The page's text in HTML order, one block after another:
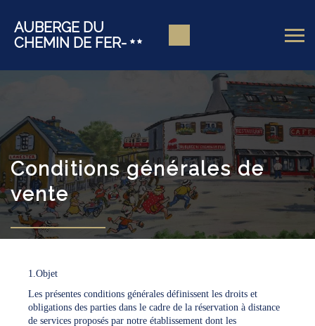
AUBERGE DU
CHEMIN DE FER-
Conditions générales de
vente
1.Objet
Les présentes conditions générales définissent les droits et
obligations des parties dans le cadre de la réservation à distance
de services proposés par notre établissement dont les